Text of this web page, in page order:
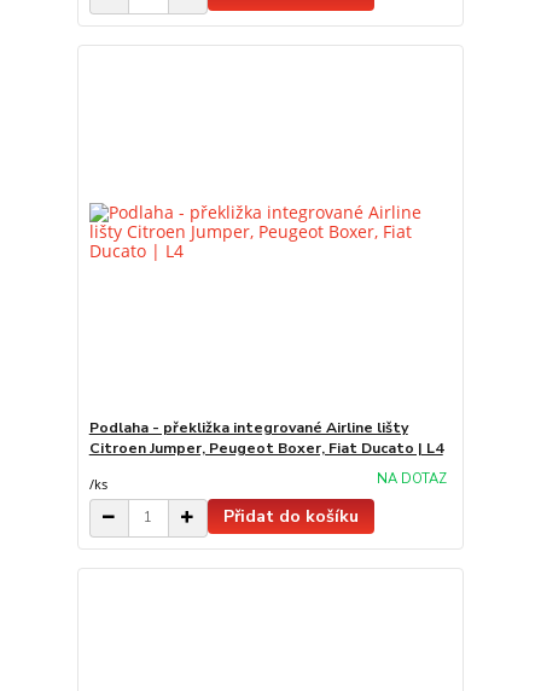
Podlaha - překližka integrované Airline lišty
Citroen Jumper, Peugeot Boxer, Fiat Ducato | L4
/ks NA DOTAZ
Přidat do košíku